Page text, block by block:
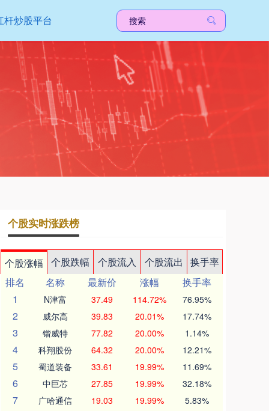
杆炒股平台
个股实时涨跌榜
个股涨幅 个股跌幅 个股流入 个股流出
换手率
排名
名称 最新价 涨幅
换手率
1
N津富 37.49 114.72% 76.95%
2 威尔高 39.83 20.01% 17.74%
3 锴威特 77.82 20.00% 1.14%
4 科翔股份 64.32 20.00% 12.21%
5 蜀道装备 33.61 19.99% 11.69%
6 中巨芯 27.85 19.99% 32.18%
7 广哈通信 19.03 19.99% 5.83%